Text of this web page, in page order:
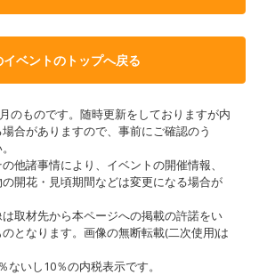
イベントのトップへ戻る
のものです。随時更新をしておりますが内
合がありますので、事前にご確認のう
他諸事情により、イベントの開催情報、
開花・見頃期間などは変更になる場合が
取材先から本ページへの掲載の許諾をい
となります。画像の無断転載(二次使用)は
いし10％の内税表示です。